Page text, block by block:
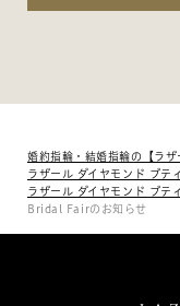
婚約指輪・結婚指輪の【ラ
ラザール ダイヤモンド ブテ
ラザール ダイヤモンド ブテ
Bridal Fairのお知らせ